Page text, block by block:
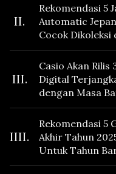
II.
Rekomendasi 5
Automatic
Cocok Dikoleksi
III.
Casio Akan Rilis
Digital
dengan Masa
Fitur Vibration
IIII.
Rekomendasi 5
Akhir Tahun
Untuk Tahun